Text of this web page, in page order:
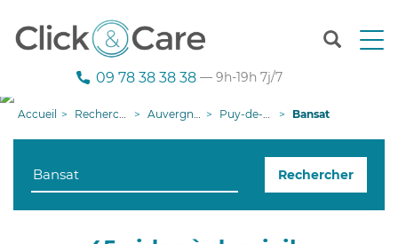
T
n
g
09 78 38 38 38 — 9h-19h 7j/7
Accueil Recherche aide à domicile Auvergne-Rhône-Alpes Puy-de-Dôme Bansat
Rechercher